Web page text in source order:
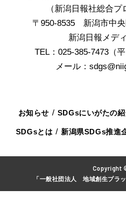
（新潟日報社総合プ
〒950-8535 新潟市中
新潟日報メデ
TEL：025-385-7473（
メール：
お知らせ SDGsにいがたの
SDGsとは 新潟県SDGs推進
Copyright
「一般社団法人 地域創生プラ